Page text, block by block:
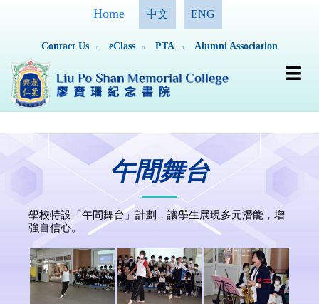
Home 中文 ENG
Contact Us eClass PTA Alumni Association
午間舞台
學校特設「午間舞台」計劃，讓學生展現多元潛能，增
強自信心。